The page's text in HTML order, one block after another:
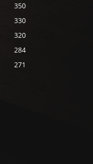
350
330
320
284
271